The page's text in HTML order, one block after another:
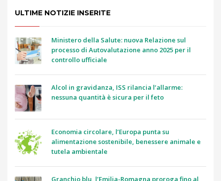
ULTIME NOTIZIE INSERITE
Ministero della Salute: nuova Relazione sul
processo di Autovalutazione anno 2025 per il
controllo ufficiale
Alcol in gravidanza, ISS rilancia l’allarme:
nessuna quantità è sicura per il feto
Economia circolare, l’Europa punta su
alimentazione sostenibile, benessere animale e
tutela ambientale